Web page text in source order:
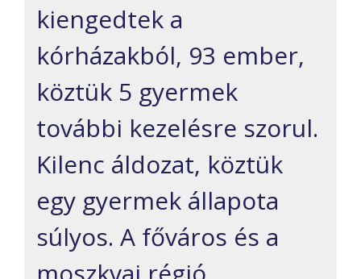
kiengedtek a
kórházakból, 93 ember,
köztük 5 gyermek
további kezelésre szorul.
Kilenc áldozat, köztük
egy gyermek állapota
súlyos. A főváros és a